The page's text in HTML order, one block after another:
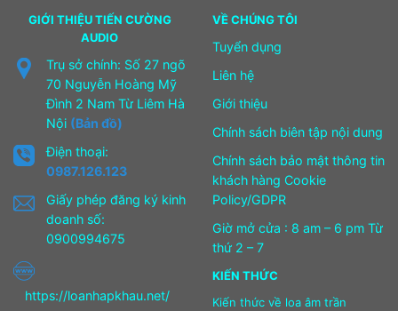
GIỚI THIỆU TIẾN CƯỜNG
AUDIO
Trụ sở chính: Số 27 ngõ
70 Nguyễn Hoàng Mỹ
Đình 2 Nam Từ Liêm Hà
Nội (Bản đồ)
Điện thoại:
0987.126.123
Giấy phép đăng ký kinh
doanh số:
0900994675
https://loanhapkhau.net/
VỀ CHÚNG TÔI
Tuyển dụng
Liên hệ
Giới thiệu
Chính sách biên tập nội dung
Chính sách bảo mật thông tin
khách hàng Cookie
Policy/GDPR
Giờ mở cửa : 8 am – 6 pm Từ
thứ 2 – 7
KIẾN THỨC
Kiến thức về loa âm trần